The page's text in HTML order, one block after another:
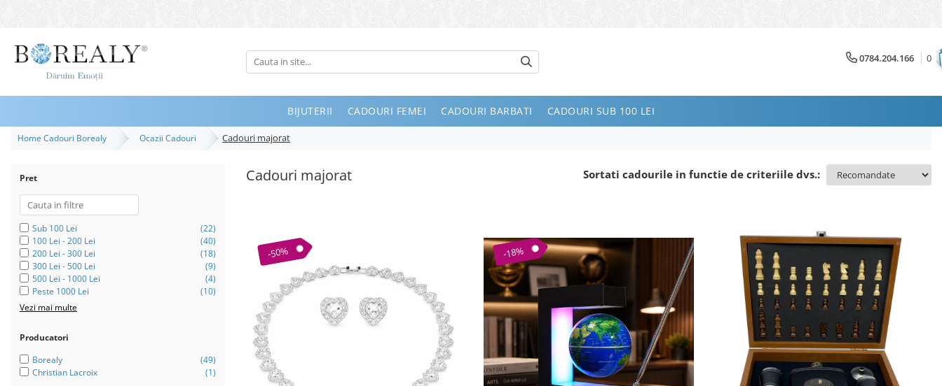
Bijuterii
Inele
Bratari
Seturi
Brose
Tiare
Destinatari
Bijuterii Femei
Bijuterii Copii
Bijuterii Mirese
Selectii
Reduceri
Cele mai noi
0784.204.166 0
BIJUTERII CADOURI FEMEI CADOURI BARBATI CADOURI SUB 100 LEI
Home Cadouri Borealy Ocazii Cadouri Cadouri majorat
Cadouri majorat Sortati cadourile in functie de criteriile dvs.:
Pret
Sub 100 Lei
(22)
100 Lei - 200 Lei
(40)
200 Lei - 300 Lei
(18)
300 Lei - 500 Lei
(9)
500 Lei - 1000 Lei
(4)
Peste 1000 Lei
(10)
Vezi mai multe
Producatori
Borealy
(49)
Christian Lacroix
(1)
-50% -18%